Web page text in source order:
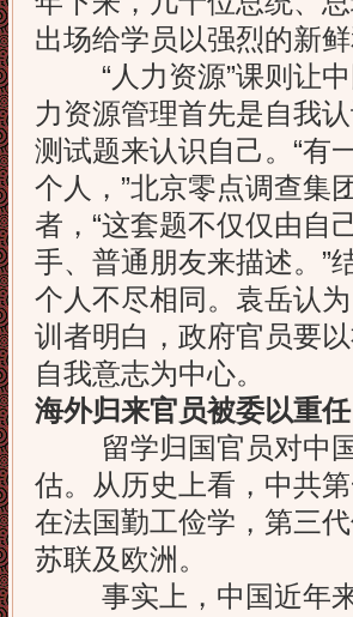
出场给学员以强烈的新鲜
“人力资源”课则让中
力资源管理首先是自我
测试题来认识自己。“有
个人，”北京零点调查集
者，“这套题不仅仅由自
手、普通朋友来描述。”
个人不尽相同。袁岳认
训者明白，政府官员要
自我意志为中心。
海外归来官员被委以重任
留学归国官员对中国
估。从历史上看，中共
在法国勤工俭学，第三
苏联及欧洲。
事实上，中国近年来